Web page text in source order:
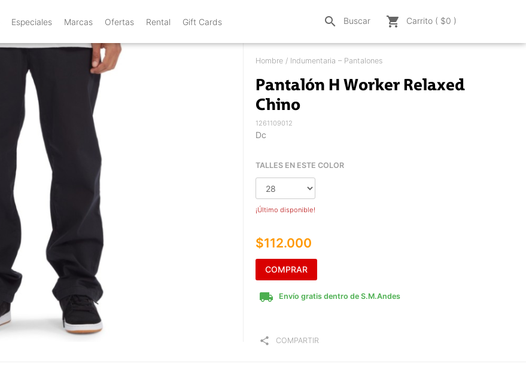
Especiales Marcas Ofertas Rental Gift Cards search Buscar shopping_cart Carrito ( $0 )
Hombre / Indumentaria – Pantalones
Pantalón H Worker Relaxed
Chino
1261109012
Dc
TALLES EN ESTE COLOR
¡Último disponible!
$112.000
COMPRAR
local_shipping Envío gratis dentro de S.M.Andes
share COMPARTIR